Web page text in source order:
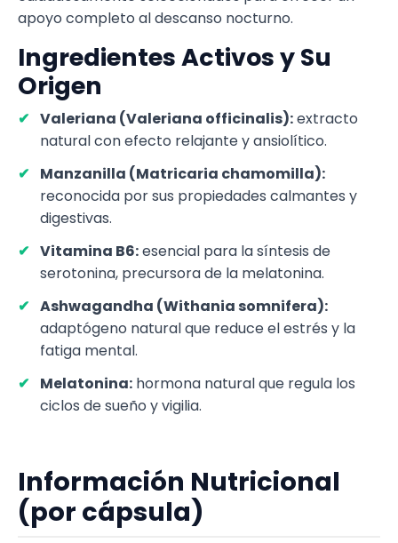
apoyo completo al descanso nocturno.
Ingredientes Activos y Su
Origen
Valeriana (Valeriana officinalis):extracto
natural con efecto relajante y ansiolítico.
Manzanilla (Matricaria chamomilla):
reconocida por sus propiedades calmantes y
digestivas.
Vitamina B6:esencial para la síntesis de
serotonina, precursora de la melatonina.
Ashwagandha (Withania somnifera):
adaptógeno natural que reduce el estrés y la
fatiga mental.
Melatonina: hormona natural que regula los
ciclos de sueño y vigilia.
Información Nutricional
(por cápsula)